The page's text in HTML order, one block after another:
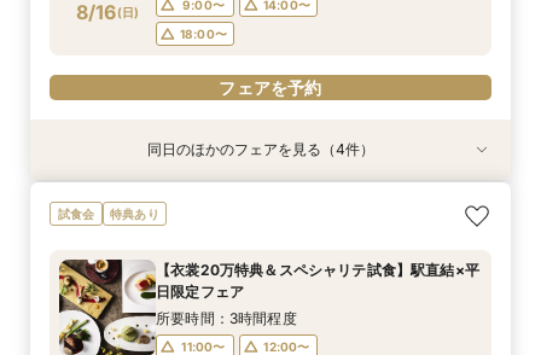
フェアを予約
フェアを予約
フェアを予約
フェアを予約
8/16(日) 9:00〜
14:00〜
18:00〜
フェアを予約
衣装試着 特典あり
8/16(日)
【”本番料理”試食フェア】品川駅直結×口コミ評
価4.75絶品料理＊宿泊特典付
9:00〜
18:00〜
特典あり
8/16(日)
【2027年2月｜挙式限定】2泊3日×アットホー
ムWD◆品川駅直結
9:00〜
18:00〜
特典あり
8/16(日)
【*マタニティの方も安心】無料試食×式場見学×
個室相談会
9:00〜
18:00〜
特典あり
8/16(日)
【初見学限定】メイン会場｜ハルモニア◆最大
80万円優待◆
9:00〜
18:00〜
同日のほかのフェアを見る（4件）
試食会 特典あり
【衣裳20万特典＆スペシャリテ試食】駅直結×平
日限定フェア
所要時間：3時間程度
11:00〜
12:00〜